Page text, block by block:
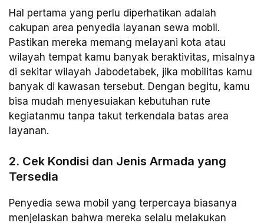
Hal pertama yang perlu diperhatikan adalah
cakupan area penyedia layanan sewa mobil.
Pastikan mereka memang melayani kota atau
wilayah tempat kamu banyak beraktivitas, misalnya
di sekitar wilayah Jabodetabek, jika mobilitas kamu
banyak di kawasan tersebut. Dengan begitu, kamu
bisa mudah menyesuiakan kebutuhan rute
kegiatanmu tanpa takut terkendala batas area
layanan.
2. Cek Kondisi dan Jenis Armada yang
Tersedia
Penyedia sewa mobil yang terpercaya biasanya
menjelaskan bahwa mereka selalu melakukan